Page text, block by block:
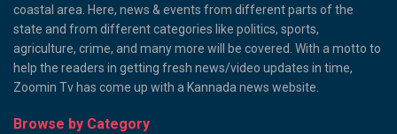
coastal area. Here, news & events from different parts of the
state and from different categories like politics, sports,
agriculture, crime, and many more will be covered. With a motto to
help the readers in getting fresh news/video updates in time,
Zoomin Tv has come up with a Kannada news website.
Browse by Category